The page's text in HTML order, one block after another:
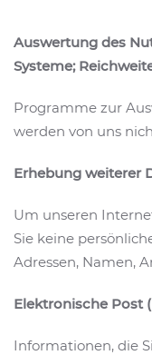
Auswertung des
Systeme;
Programme zur
werden von uns
Erhebung weiterer
Um unseren
Sie keine
Adressen, Namen,
Elektronische Post
Informationen, die